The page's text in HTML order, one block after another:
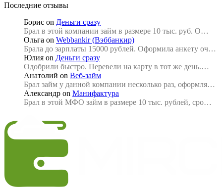
Последние отзывы
Борис on Деньги сразу
Брал в этой компании займ в размере 10 тыс. руб. О…
Ольга on Webbankir (Вэббанкир)
Брала до зарплаты 15000 рублей. Оформила анкету оч…
Юлия on Деньги сразу
Одобрили быстро. Перевели на карту в тот же день.…
Анатолий on Веб-займ
Брал займ у данной компании несколько раз, оформля…
Александр on Манифактура
Брал в этой МФО займ в размере 10 тыс. рублей, сро…